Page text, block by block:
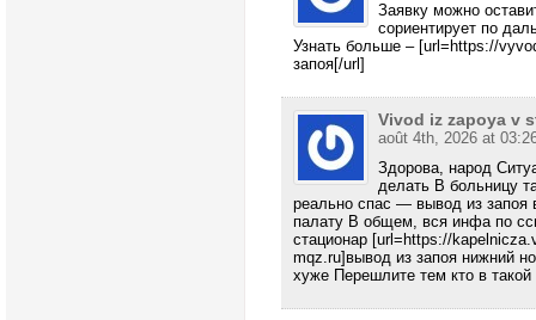
Заявку можно
сориентирует по
Узнать больше – [url=https://
запоя[/url]
Vivod iz zapoya v
août 4th, 2026 at
Здорова, народ
делать В больницу
реально спас — вывод из запоя
палату В общем, вся инфа по
стационар [url=https://
mqz.ru]вывод из запоя нижний
хуже Перешлите тем кто в такой